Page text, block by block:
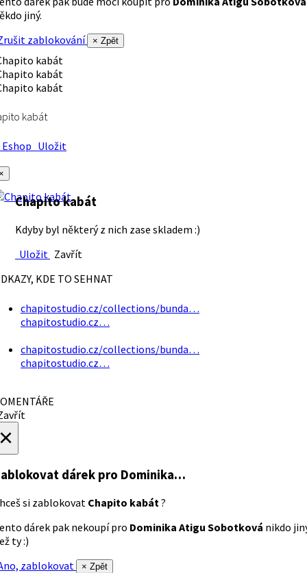
jiný.
zablokování
× Zpět
kabát
Uložit
Chapito kabát
Kdyby byl některý z nich zase skladem :)
Uložit Zavřít
KDE TO SEHNAT
chapitostudio.cz/collections/bunda…
chapitostudio.cz…
chapitostudio.cz/collections/bunda…
chapitostudio.cz…
dárek pro Dominika…
si zablokovat Chapito kabát ?
dárek pak nekoupí pro Dominika Atigu Sobotková nikdo
ty :)
zablokovat
× Zpět